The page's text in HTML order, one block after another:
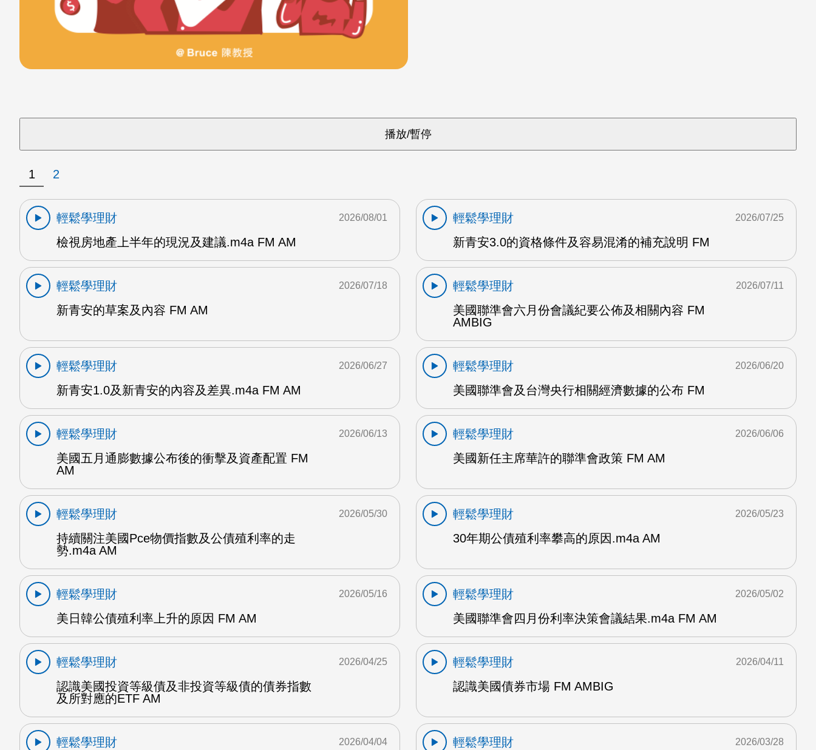
1 2
輕鬆學理財
檢視房地產上半年的現況及建議.m4a FM AM
2026/08/01
輕鬆學理財
新青安3.0的資格條件及容易混淆的補充說明 FM
2026/07/25
輕鬆學理財
新青安的草案及內容 FM AM
2026/07/18
輕鬆學理財
美國聯準會六月份會議紀要公佈及相關內容 FM
AMBIG
2026/07/11
輕鬆學理財
新青安1.0及新青安的內容及差異.m4a FM AM
2026/06/27
輕鬆學理財
美國聯準會及台灣央行相關經濟數據的公布 FM
2026/06/20
輕鬆學理財
美國五月通膨數據公布後的衝擊及資產配置 FM
AM
2026/06/13
輕鬆學理財
美國新任主席華許的聯準會政策 FM AM
2026/06/06
輕鬆學理財
持續關注美國Pce物價指數及公債殖利率的走
勢.m4a AM
2026/05/30
輕鬆學理財
30年期公債殖利率攀高的原因.m4a AM
2026/05/23
輕鬆學理財
美日韓公債殖利率上升的原因 FM AM
2026/05/16
輕鬆學理財
美國聯準會四月份利率決策會議結果.m4a FM AM
2026/05/02
輕鬆學理財
認識美國投資等級債及非投資等級債的債券指數
及所對應的ETF AM
2026/04/25
輕鬆學理財
認識美國債券市場 FM AMBIG
2026/04/11
輕鬆學理財
2026/04/04
輕鬆學理財
2026/03/28